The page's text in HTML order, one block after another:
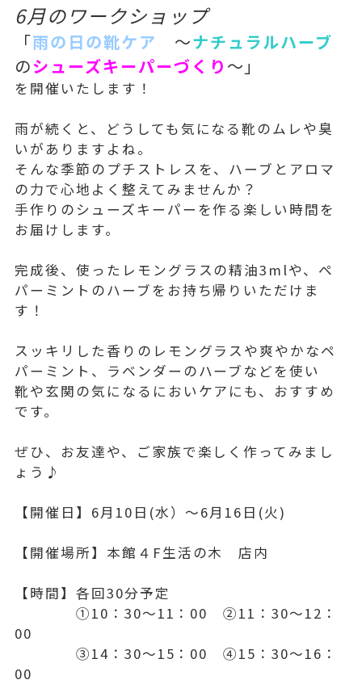
6月のワークショップ
「雨の日の靴ケア ～ナチュラルハーブ
のシューズキーパーづくり ～」
を開催いたします！
雨が続くと、どうしても気になる靴のムレや臭
いがありますよね。
そんな季節のプチストレスを、ハーブとアロマ
の力で心地よく整えてみませんか？
手作りのシューズキーパーを作る楽しい時間を
お届けします。
完成後、使ったレモングラスの精油3mlや、ペ
パーミントのハーブをお持ち帰りいただけま
す！
スッキリした香りのレモングラスや爽やかなペ
パーミント、ラベンダーのハーブなどを使い
靴や玄関の気になるにおいケアにも、おすすめ
です。
ぜひ、お友達や、ご家族で楽しく作ってみまし
ょう♪
【開催日】6月10日(水）～6月16日(火)
【開催場所】本館４F生活の木 店内
【時間】 各回30分予定
➀10：30～11：00 ②11：30～12：
00
③14：30～15：00 ④15：30～16：
00